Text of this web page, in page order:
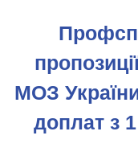
МОЗ
доплат з